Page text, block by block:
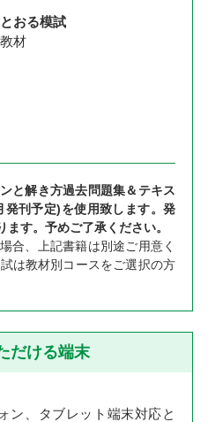
おる模試
材
と解き方過去問題集＆テキス
発刊予定)を使用致します。発
す。予めご了承ください。
合、上記書籍は別途ご用意く
は教材別コースをご選択の方
だける端末
ン、タブレット端末対応と